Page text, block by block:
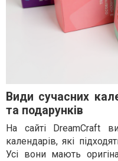
Види сучасних
та подарунків
На сайті DreamCraft
календарів, які
Усі вони мають